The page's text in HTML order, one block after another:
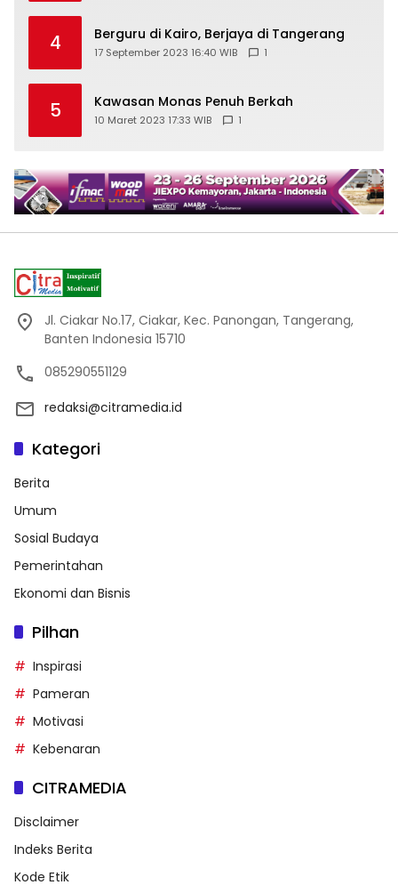
4 Berguru di Kairo, Berjaya di Tangerang
17 September 2023 16:40 WIB 1
5 Kawasan Monas Penuh Berkah
10 Maret 2023 17:33 WIB 1
Jl. Ciakar No.17, Ciakar, Kec. Panongan, Tangerang,
Banten Indonesia 15710
085290551129
redaksi@citramedia.id
Kategori
Berita
Umum
Sosial Budaya
Pemerintahan
Ekonomi dan Bisnis
Pilhan
Inspirasi
Pameran
Motivasi
Kebenaran
CITRAMEDIA
Disclaimer
Indeks Berita
Kode Etik